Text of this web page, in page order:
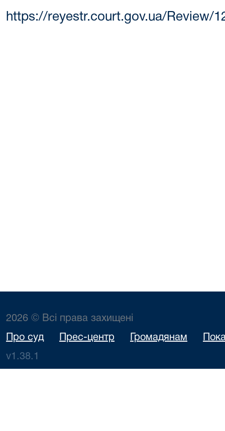
https://reyestr.court.gov.ua/Review/
2026 © Всі права захищені
Про суд Прес-центр Громадянам
v1.38.1